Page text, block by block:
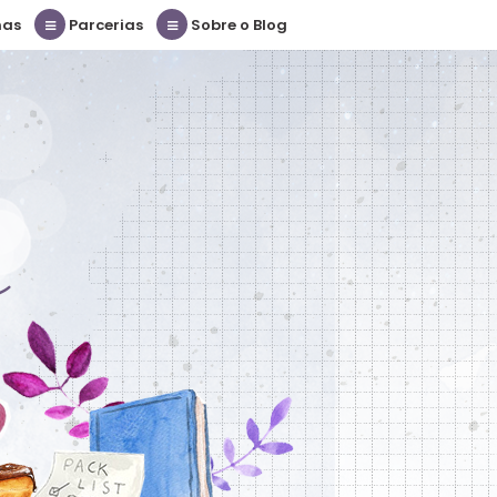
Parcerias Sobre o Blog